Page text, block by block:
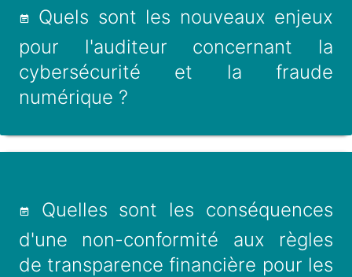
Quels sont les nouveaux enjeux
pour l'auditeur concernant la
cybersécurité et la fraude
numérique ?
Quelles sont les conséquences
d'une non-conformité aux règles
de transparence financière pour les